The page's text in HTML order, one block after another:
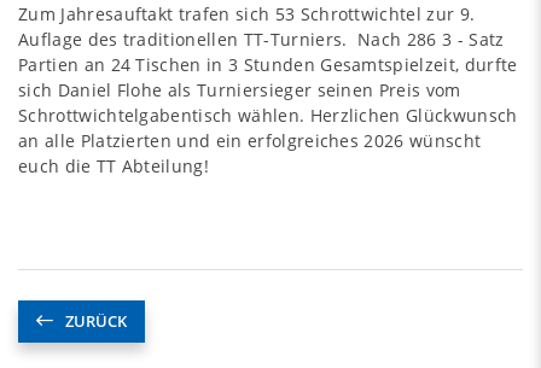
Zum Jahresauftakt trafen sich 53 Schrottwichtel zur 9.
Auflage des traditionellen TT-Turniers. Nach 286 3 - Satz
Partien an 24 Tischen in 3 Stunden Gesamtspielzeit, durfte
sich Daniel Flohe als Turniersieger seinen Preis vom
Schrottwichtelgabentisch wählen. Herzlichen Glückwunsch
an alle Platzierten und ein erfolgreiches 2026 wünscht
euch die TT Abteilung!
ZURÜCK